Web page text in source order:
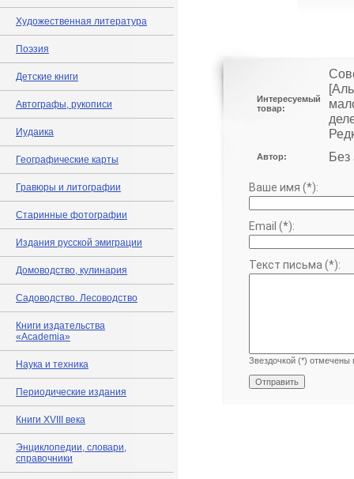
Художественная литература
Поэзия
Детские книги
Автографы, рукописи
Иудаика
Географические карты
Гравюры и литографии
Старинные фотографии
Издания русской эмиграции
Домоводство, кулинария
Садоводство. Лесоводство
Книги издательства
«Academia»
Наука и техника
Периодические издания
Книги XVIII века
Энциклопедии, словари,
справочники
Интересуемый
товар:
Автор: Без
Ваше имя (*):
Email (*):
Текст письма (*):
Звездочкой (*) отмечены